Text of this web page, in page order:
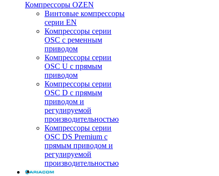
Компрессоры OZEN
Винтовые компрессоры
серии EN
Компрессоры серии
OSC с ременным
приводом
Компрессоры серии
OSC U с прямым
приводом
Компрессоры серии
OSC D с прямым
приводом и
регулируемой
производительностью
Компрессоры серии
OSC DS Premium с
прямым приводом и
регулируемой
производительностью